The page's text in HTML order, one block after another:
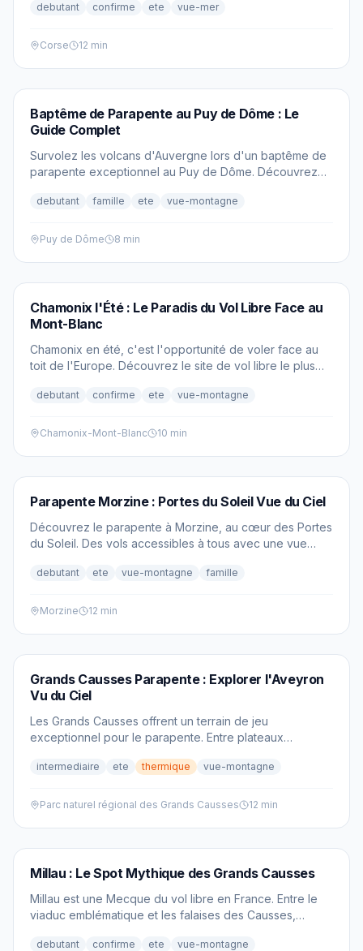
inoubliable sur l'île de Beauté.
debutant confirme ete vue-mer
Corse 12 min
PARAPENTE
Baptême de Parapente au Puy de Dôme : Le
Guide Complet
Survolez les volcans d'Auvergne lors d'un baptême de
parapente exceptionnel au Puy de Dôme. Découvrez
debutant famille ete vue-montagne
Puy de Dôme 8 min
PARAPENTE
Chamonix l'Été : Le Paradis du Vol Libre Face au
Mont-Blanc
Chamonix en été, c'est l'opportunité de voler face au
toit de l'Europe. Découvrez le site de vol libre le plus
debutant confirme ete vue-montagne
Chamonix-Mont-Blanc 10 min
PARAPENTE
Parapente Morzine : Portes du Soleil Vue du Ciel
Découvrez le parapente à Morzine, au cœur des Portes
du Soleil. Des vols accessibles à tous avec une vue
debutant ete vue-montagne famille
Morzine 12 min
PARAPENTE
Grands Causses Parapente : Explorer l'Aveyron
Vu du Ciel
Les Grands Causses offrent un terrain de jeu
exceptionnel pour le parapente. Entre plateaux
du ciel.
intermediaire ete thermique vue-montagne
Parc naturel régional des Grands Causses 12 min
PARAPENTE
Millau : Le Spot Mythique des Grands Causses
Millau est une Mecque du vol libre en France. Entre le
viaduc emblématique et les falaises des Causses,
debutant confirme ete vue-montagne